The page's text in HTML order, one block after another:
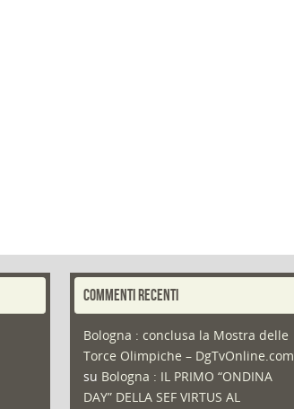
COMMENTI RECENTI
Bologna : conclusa la Mostra delle
Torce Olimpiche – DgTvOnline.com
su Bologna : IL PRIMO “ONDINA
DAY” DELLA SEF VIRTUS AL